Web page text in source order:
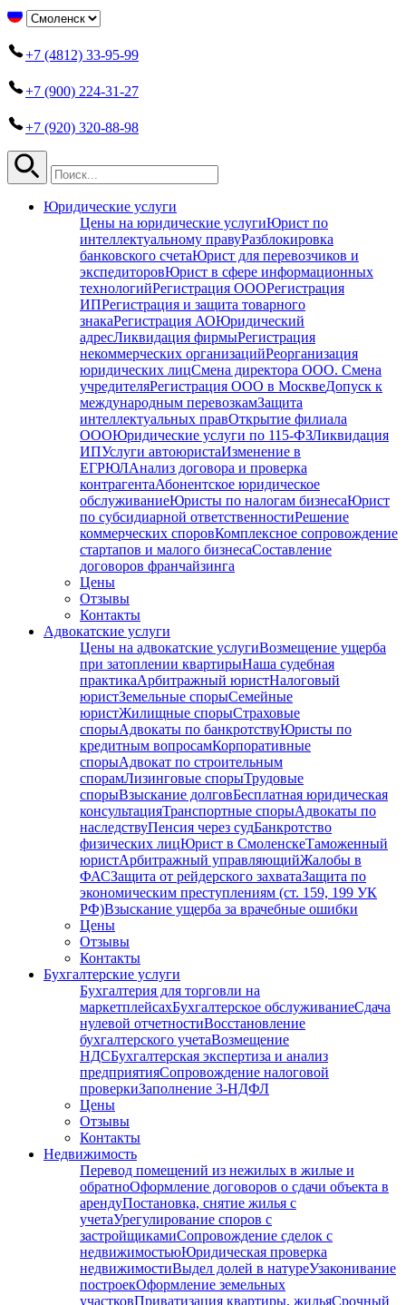
+7 (4812) 33-95-99
+7 (900) 224-31-27
+7 (920) 320-88-98
Юридические услуги
Цены на юридические услугиЮрист по
интеллектуальному правуРазблокировка
банковского счетаЮрист для перевозчиков и
экспедиторовЮрист в сфере информационных
технологийРегистрация ОООРегистрация
ИПРегистрация и защита товарного
знакаРегистрация АОЮридический
адресЛиквидация фирмыРегистрация
некоммерческих организацийРеорганизация
юридических лицСмена директора ООО. Смена
учредителяРегистрация ООО в МосквеДопуск к
международным перевозкамЗащита
интеллектуальных правОткрытие филиала
ОООЮридические услуги по 115-ФЗЛиквидация
ИПУслуги автоюристаИзменение в
ЕГРЮЛАнализ договора и проверка
контрагентаАбонентское юридическое
обслуживаниеЮристы по налогам бизнесаЮрист
по субсидиарной ответственностиРешение
коммерческих споровКомплексное сопровождение
стартапов и малого бизнесаСоставление
договоров франчайзинга
Цены
Отзывы
Контакты
Адвокатские услуги
Цены на адвокатские услугиВозмещение ущерба
при затоплении квартирыНаша судебная
практикаАрбитражный юристНалоговый
юристЗемельные спорыСемейные
юристЖилищные спорыСтраховые
спорыАдвокаты по банкротствуЮристы по
кредитным вопросамКорпоративные
спорыАдвокат по строительным
спорамЛизинговые спорыТрудовые
спорыВзыскание долговБесплатная юридическая
консультацияТранспортные спорыАдвокаты по
наследствуПенсия через судБанкротство
физических лицЮрист в СмоленскеТаможенный
юристАрбитражный управляющийЖалобы в
ФАСЗащита от рейдерского захватаЗащита по
экономическим преступлениям (ст. 159, 199 УК
РФ)Взыскание ущерба за врачебные ошибки
Цены
Отзывы
Контакты
Бухгалтерские услуги
Бухгалтерия для торговли на
маркетплейсахБухгалтерское обслуживаниеСдача
нулевой отчетностиВосстановление
бухгалтерского учетаВозмещение
НДСБухгалтерская экспертиза и анализ
предприятияСопровождение налоговой
проверкиЗаполнение 3-НДФЛ
Цены
Отзывы
Контакты
Недвижимость
Перевод помещений из нежилых в жилые и
обратноОформление договоров о сдачи объекта в
арендуПостановка, снятие жилья с
учетаУрегулирование споров с
застройщикамиСопровождение сделок с
недвижимостьюЮридическая проверка
недвижимостиВыдел долей в натуреУзаконивание
построекОформление земельных
участковПриватизация квартиры, жильяСрочный